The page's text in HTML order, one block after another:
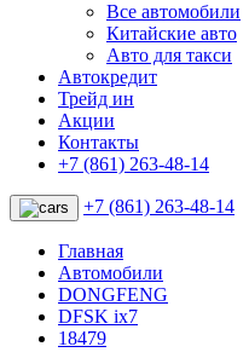
Все автомобили
Китайские авто
Авто для такси
Автокредит
Трейд ин
Акции
Контакты
+7 (861) 263-48-14
+7 (861) 263-48-14
Главная
Автомобили
DONGFENG
DFSK ix7
18479